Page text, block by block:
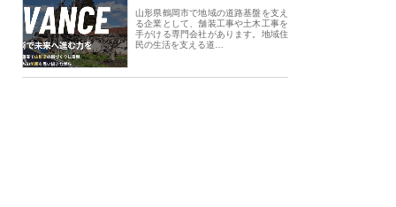
山形県鶴岡市で地域の道路基盤を支え
る企業として、舗装工事や土木工事を
手がける専門会社があります。地域住
民の生活を支える道…